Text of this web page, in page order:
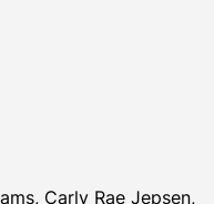
Carly Rae Jepsen,